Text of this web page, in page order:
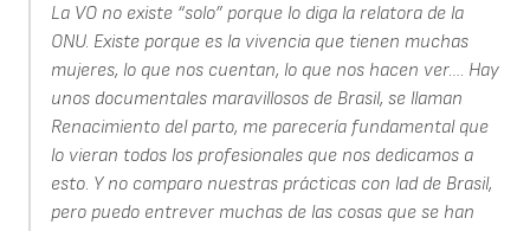
La VO no existe “solo” porque lo diga la relatora de la
ONU. Existe porque es la vivencia que tienen muchas
mujeres, lo que nos cuentan, lo que nos hacen ver…. Hay
unos documentales maravillosos de Brasil, se llaman
Renacimiento del parto, me parecería fundamental que
lo vieran todos los profesionales que nos dedicamos a
esto. Y no comparo nuestras prácticas con lad de Brasil,
pero puedo entrever muchas de las cosas que se han